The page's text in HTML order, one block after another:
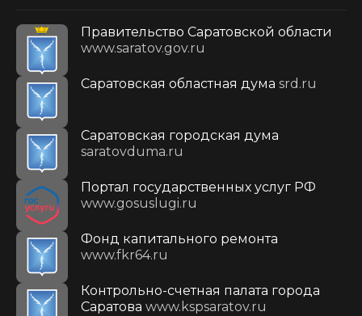
Правительство Саратовской области
www.saratov.gov.ru
Саратовская областная дума srd.ru
Саратовская городская дума
saratovduma.ru
Портал государственных услуг РФ
www.gosuslugi.ru
Фонд капитального ремонта
www.fkr64.ru
Контрольно-счетная палата города
Саратова www.kspsaratov.ru